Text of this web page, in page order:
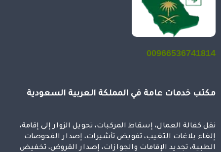
00966536741814
مكتب خدمات عامة في المملكة العربية السعودية
نقل كفالة العمال، إسقاط المركبات، تحويل الزوار إلى إقامة،
إلغاء بلاغات التغيب، تفويض تأشيرات، إصدار الفحوصات
الطبية، تجديد الإقامات والجوازات، إصدار القروض، تخفيض